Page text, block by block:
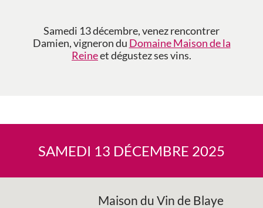
Samedi 13 décembre, venez rencontrer
Damien, vigneron du Domaine Maison de la
Reineet dégustez ses vins.
SAMEDI 13 DÉCEMBRE 2025
Maison du Vin de Blaye